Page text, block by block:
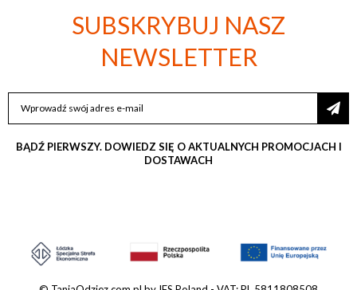
SUBSKRYBUJ NASZ
NEWSLETTER
SUBSKRYBUJ
BĄDŹ PIERWSZY. DOWIEDZ SIĘ O AKTUALNYCH PROMOCJACH I
DOSTAWACH